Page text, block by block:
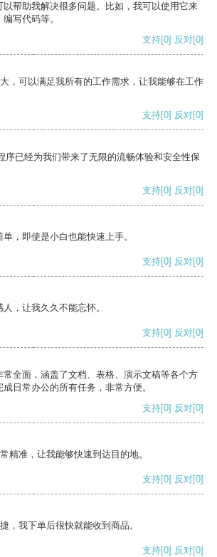
帮助我解决很多问题。比如，我可以使用它来
写代码等。
支持[0] 反对[0]
，可以满足我所有的工作需求，让我能够在工作
支持[0] 反对[0]
序已经为我们带来了无限的流畅体验和安全性保
支持[0] 反对[0]
，即使是小白也能快速上手。
支持[0] 反对[0]
，让我久久不能忘怀。
支持[0] 反对[0]
全面，涵盖了文档、表格、演示文稿等各个方
日常办公的所有任务，非常方便。
支持[0] 反对[0]
精准，让我能够快速到达目的地。
支持[0] 反对[0]
，我下单后很快就能收到商品。
支持[0] 反对[0]